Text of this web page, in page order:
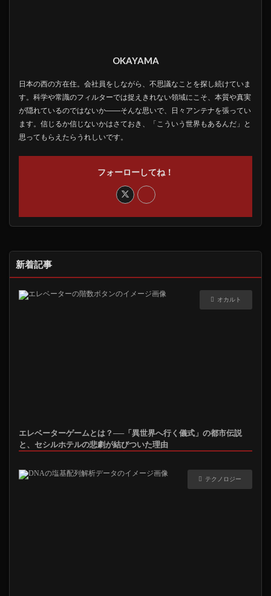
OKAYAMA
日本の西の方在住。会社員をしながら、不思議なことを探し続けていま
す。科学や常識のフィルターでは捉えきれない領域にこそ、本質や真実
が隠れているのではないか――そんな思いで、日々アンテナを張ってい
ます。信じるか信じないかはさておき、「こういう世界もあるんだ」と
思ってもらえたらうれしいです。
フォーローしてね！
新着記事
オカルト
エレベーターゲームとは？──「異世界へ行く儀式」の都市伝説
と、セシルホテルの悲劇が結びついた理由
テクノロジー